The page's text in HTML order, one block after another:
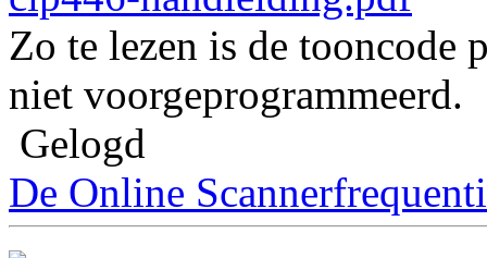
Zo te lezen is de tooncode
niet voorgeprogrammeerd.
Gelogd
De Online